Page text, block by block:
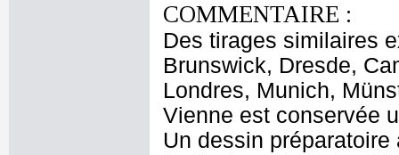
COMMENTAIRE :
Des tirages similaires
Brunswick, Dresde,
Londres, Munich,
Vienne est conservée
Un dessin